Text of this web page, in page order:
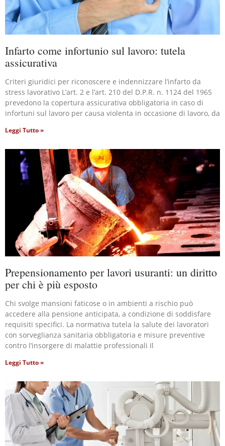
Infarto come infortunio sul lavoro: tutela
assicurativa
Criteri giuridici per riconoscere e indennizzare l’infarto da
stress lavorativo L’art. 2 e l’art. 210 del D.P.R. n. 1124 del 1965
prevedono la copertura assicurativa obbligatoria in caso di
infortuni sul lavoro per causa violenta in occasione di lavoro, da
Leggi Tutto »
Prepensionamento per lavori usuranti: un diritto
per chi è più esposto
Chi svolge mansioni faticose o in ambienti a rischio può
accedere alla pensione anticipata, a condizione di soddisfare
requisiti specifici. La normativa tutela la salute dei lavoratori
con sorveglianza sanitaria obbligatoria e misure preventive
contro l’insorgere di malattie professionali Il
Leggi Tutto »